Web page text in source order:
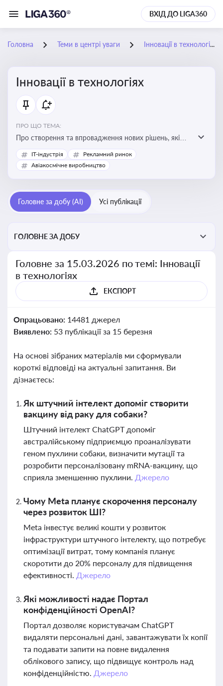
ВХІД ДО LIGA360
Головна Теми в центрі уваги Інновації в технологіях
Інновації в технологіях
ПРО ЩО ТЕМА:
Про створення та впровадження нових рішень, які
покращують ефективність, функціональність або
можливості технологічних продуктів і процесів.
IT-індустрія
Рекламний ринок
Авіакосмічне виробництво
Головне за добу (AI) Усі публікації
ГОЛОВНЕ ЗА ДОБУ
Головне за 15.03.2026 по темі: Інновації
в технологіях
ЕКСПОРТ
Опрацьовано: 14481 джерел
Виявлено: 53 публікації за 15 березня
На основі зібраних матеріалів ми сформували
короткі відповіді на актуальні запитання. Ви
дізнаєтесь:
Як штучний інтелект допоміг створити
вакцину від раку для собаки?
Штучний інтелект ChatGPT допоміг
австралійському підприємцю проаналізувати
геном пухлини собаки, визначити мутації та
розробити персоналізовану mRNA-вакцину, що
сприяла зменшенню пухлини. Джерело
Чому Meta планує скорочення персоналу
через розвиток ШІ?
Meta інвестує великі кошти у розвиток
інфраструктури штучного інтелекту, що потребує
оптимізації витрат, тому компанія планує
скоротити до 20% персоналу для підвищення
ефективності. Джерело
Які можливості надає Портал
конфіденційності OpenAI?
Портал дозволяє користувачам ChatGPT
видаляти персональні дані, завантажувати їх копії
та подавати запити на повне видалення
облікового запису, що підвищує контроль над
конфіденційністю. Джерело